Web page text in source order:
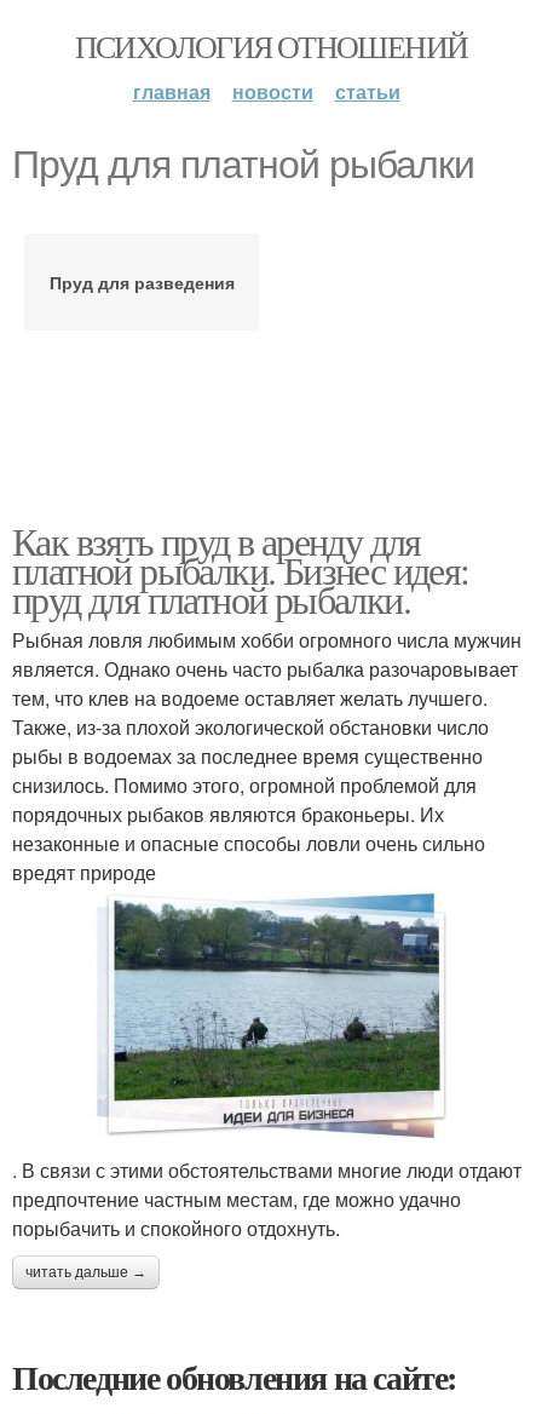
ПСИХОЛОГИЯ ОТНОШЕНИЙ
главная новости статьи
Пруд для платной рыбалки
Пруд для разведения
Как взять пруд в аренду для
платной рыбалки. Бизнес идея:
пруд для платной рыбалки.
Рыбная ловля любимым хобби огромного числа мужчин
является. Однако очень часто рыбалка разочаровывает
тем, что клев на водоеме оставляет желать лучшего.
Также, из-за плохой экологической обстановки число
рыбы в водоемах за последнее время существенно
снизилось. Помимо этого, огромной проблемой для
порядочных рыбаков являются браконьеры. Их
незаконные и опасные способы ловли очень сильно
вредят природе
. В связи с этими обстоятельствами многие люди отдают
предпочтение частным местам, где можно удачно
порыбачить и спокойного отдохнуть.
читать дальше →
Последние обновления на сайте: